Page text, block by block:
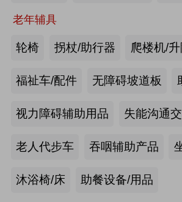
老年辅具
轮椅 拐杖/助行器 爬楼机/
福祉车/配件 无障碍坡道板
视力障碍辅助用品 失能沟通
老人代步车 吞咽辅助产品
沐浴椅/床 助餐设备/用品
展千人老年脑健康
来源:养老福祉圈
焕新银发日常 虹桥
友好社区建设工作
未来医养 · 智建